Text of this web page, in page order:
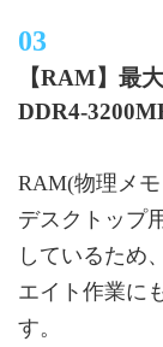
【RAM】最
DDR4-
RAM(物理メモ
デスクトップ
しているため
エイト作業に
す。